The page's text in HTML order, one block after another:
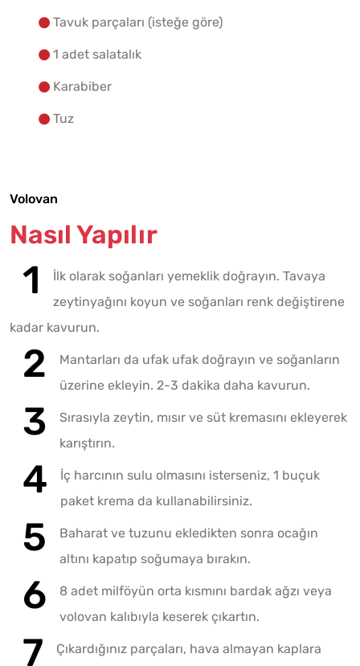
Tavuk parçaları (isteğe göre)
1 adet salatalık
Karabiber
Tuz
Volovan
Nasıl Yapılır
İlk olarak soğanları yemeklik doğrayın. Tavaya
zeytinyağını koyun ve soğanları renk değiştirene
kadar kavurun.
Mantarları da ufak ufak doğrayın ve soğanların
üzerine ekleyin. 2-3 dakika daha kavurun.
Sırasıyla zeytin, mısır ve süt kremasını ekleyerek
karıştırın.
İç harcının sulu olmasını isterseniz, 1 buçuk
paket krema da kullanabilirsiniz.
Baharat ve tuzunu ekledikten sonra ocağın
altını kapatıp soğumaya bırakın.
8 adet milföyün orta kısmını bardak ağzı veya
volovan kalıbıyla keserek çıkartın.
Çıkardığınız parçaları, hava almayan kaplara